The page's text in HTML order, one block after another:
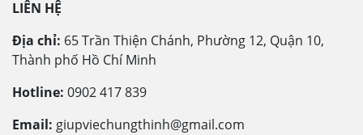
LIÊN HỆ
Địa chỉ: 65 Trần Thiện Chánh, Phường 12, Quận 10,
Thành phố Hồ Chí Minh
Hotline: 0902 417 839
Email: giupviechungthinh@gmail.com